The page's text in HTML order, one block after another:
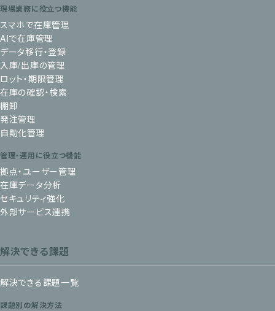
現場業務に役立つ機能
スマホで在庫管理
AIで在庫管理
データ移行・登録
入庫/出庫の管理
ロット・期限管理
在庫の確認・検索
棚卸
発注管理
自動化管理
管理・運用に役立つ機能
拠点・ユーザー管理
在庫データ分析
セキュリティ強化
外部サービス連携
解決できる課題
解決できる課題一覧
課題別の解決方法